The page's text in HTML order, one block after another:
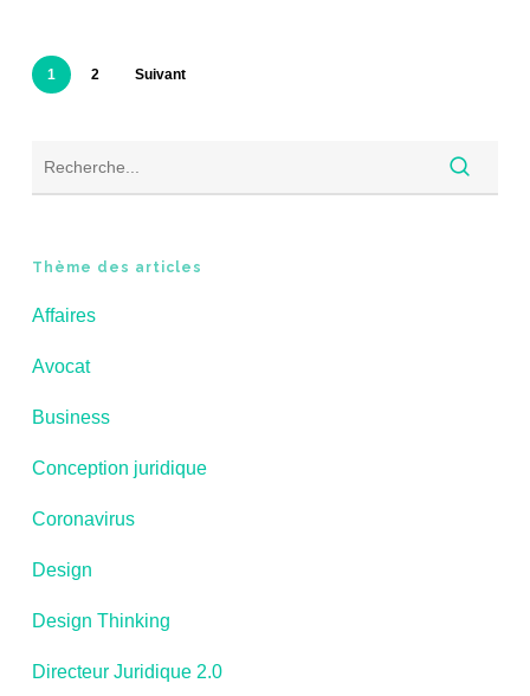
1 2 Suivant
Thème des articles
Affaires
Avocat
Business
Conception juridique
Coronavirus
Design
Design Thinking
Directeur Juridique 2.0